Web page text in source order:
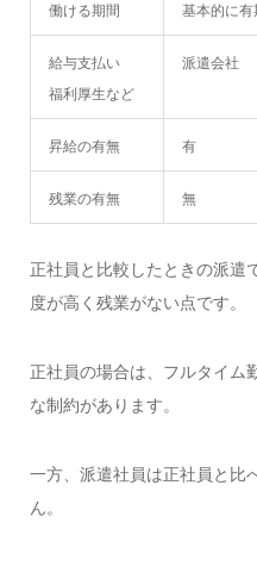
働ける期間 基本的に有
給与支払い
福利厚生など
派遣会社
昇給の有無 有
残業の有無 無
正社員と比較したときの派遣
度が高く残業がない点です。
正社員の場合は、フルタイム
な制約があります。
一方、派遣社員は正社員と比
ん。